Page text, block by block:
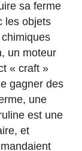
sa ferme
les objets
un moteur
« craft »
gagner des
une
est une
et